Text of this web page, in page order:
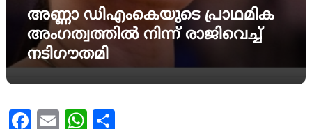
അണ്ണാ ഡിഎംകെയുടെ പ്രാഥമിക
അംഗത്വത്തില്‍ നിന്ന് രാജിവെച്ച്
നടിഗൗതമി
Facebook
Email WhatsApp